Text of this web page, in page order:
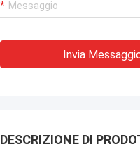
Invia
DESCRIZIONE DI